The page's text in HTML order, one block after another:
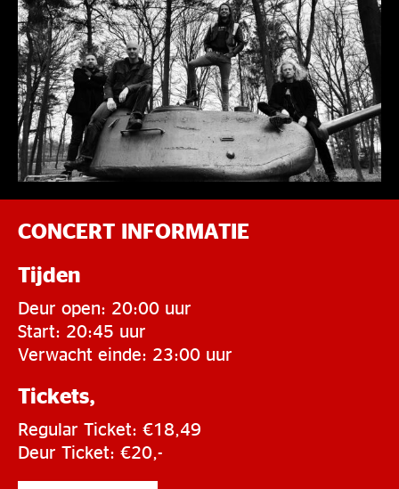
CONCERT INFORMATIE
Tijden
Deur open: 20:00 uur
Start: 20:45 uur
Verwacht einde: 23:00 uur
Tickets,
Regular Ticket: €18,49
Deur Ticket: €20,-